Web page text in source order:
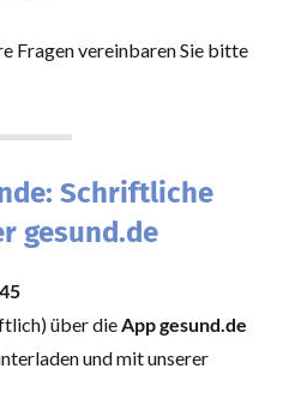
Fragen vereinbaren Sie bitte
Schriftliche
gesund.de
über die App gesund.de
und mit unserer